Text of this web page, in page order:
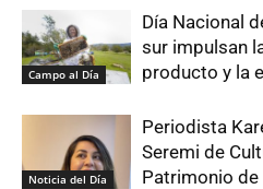
Campo al Día
Día Nacional
sur impulsan
producto y la
Noticia del Día
Periodista
Seremi de
Patrimonio de